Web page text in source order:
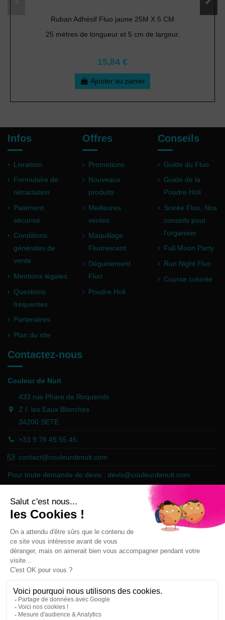
Ruban Adhésif Fluo jaune 25M X 5 CM
25 mètres de longueur et 5 cm de largeur.
15,84 €
Ajouter au panier
Infos
Livraison
Formulaire de
rétractation
Paiement
sécurisé
Conditions
générales de
vente
Mentions légales
Questions
fréquentes
Partenaires
Plan du site
Offres
Promotions
Nouveaux
produits
Meilleures
ventes
Maquillage
Fluorescent
Déguisement
Fluo
Poudre Holi
Conseils
Guide du Fluo
Guide de la
Poudre Holi
Soirée Fluo, Nos
conseils pour
l'organiser
Full Moon Party
Run Night Fluo
Course colorée
Contactez-nous
Couleur de Nuit
433 rue Phare de Roquerols
Z.I. les Eaux Blanches
34200 SETE
+33 9 78 45 55 45
contact@couleurdenuit.com
Pour toute demande de devis : devis@couleurdenuit.com
Marchand approuvé par la Société des Avis Garantis,cliquez ici pour
vérifier .
Follow us
Newsletter